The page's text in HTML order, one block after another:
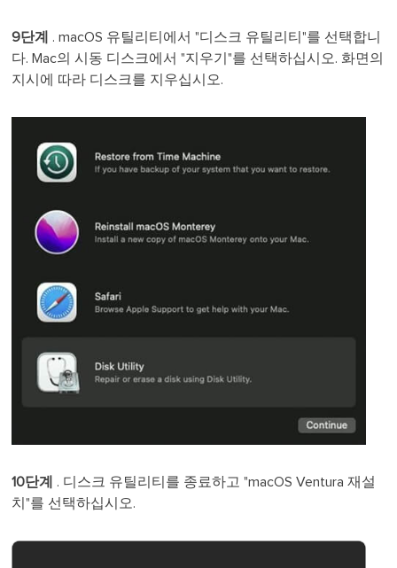
9단계
. macOS 유틸리티에서 "디스크 유틸리티"를 선택합니
다. Mac의 시동 디스크에서 "지우기"를 선택하십시오. 화면의
지시에 따라 디스크를 지우십시오.
10단계
. 디스크 유틸리티를 종료하고 "macOS Ventura 재설
치"를 선택하십시오.